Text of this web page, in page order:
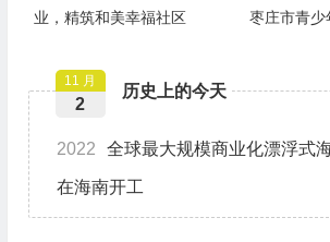
业，精筑和美幸福社区
枣庄市青少
历史上的今天
11 月
2
2022 全球最大规模商业化漂浮式
在海南开工